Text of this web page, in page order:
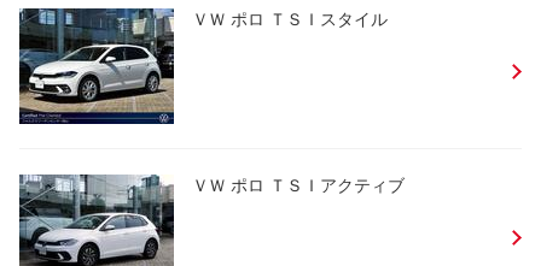
ＶＷ ポロ ＴＳＩスタイル
ＶＷ ポロ ＴＳＩアクティブ